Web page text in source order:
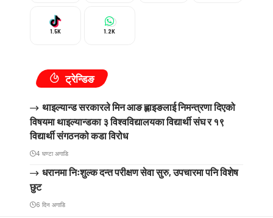
1.5K 1.2K
ट्रेन्डिङ
थाइल्यान्ड सरकारले मिन आङ ह्लाइङलाई निमन्त्रणा दिएको
विषयमा थाइल्यान्डका ३ विश्वविद्यालयका विद्यार्थी संघ र १९
विद्यार्थी संगठनको कडा विरोध
4 घण्टा अगाडि
धरानमा निःशुल्क दन्त परीक्षण सेवा सुरु, उपचारमा पनि विशेष
छुट
6 दिन अगाडि